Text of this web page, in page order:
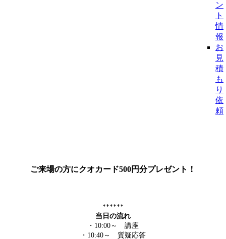
ン
ト
情
報
お
見
積
も
り
依
頼
ご来場の方にクオカード500円分プレゼント！
******
当日の流れ
・10:00～ 講座
・10:40～ 質疑応答